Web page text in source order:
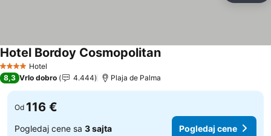
4 ZvezdiceHotel
Hotel Bordoy CosmopolitanPogledaj cene
8,3 Vrlo dobro 4.444 Plaja de Palma
Od 116 €
Pogledaj cene sa 3 sajta Pogledaj cene